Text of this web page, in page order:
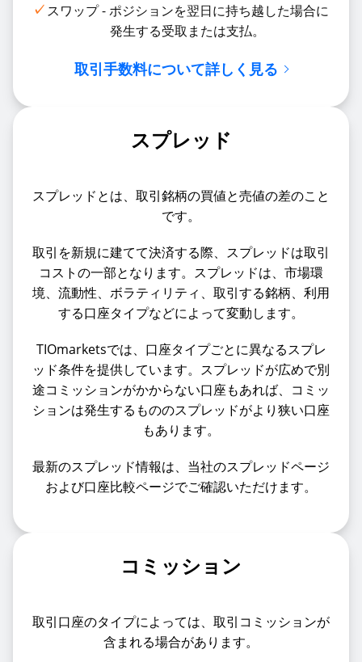
✓スワップ - ポジションを翌日に持ち越した場合に
発生する受取または支払。
取引手数料について詳しく見る
スプレッド
スプレッドとは、取引銘柄の買値と売値の差のこと
です。
取引を新規に建てて決済する際、スプレッドは取引
コストの一部となります。スプレッドは、市場環
境、流動性、ボラティリティ、取引する銘柄、利用
する口座タイプなどによって変動します。
TIOmarketsでは、口座タイプごとに異なるスプレ
ッド条件を提供しています。スプレッドが広めで別
途コミッションがかからない口座もあれば、コミッ
ションは発生するもののスプレッドがより狭い口座
もあります。
最新のスプレッド情報は、当社のスプレッドページ
および口座比較ページでご確認いただけます。
コミッション
取引口座のタイプによっては、取引コミッションが
含まれる場合があります。